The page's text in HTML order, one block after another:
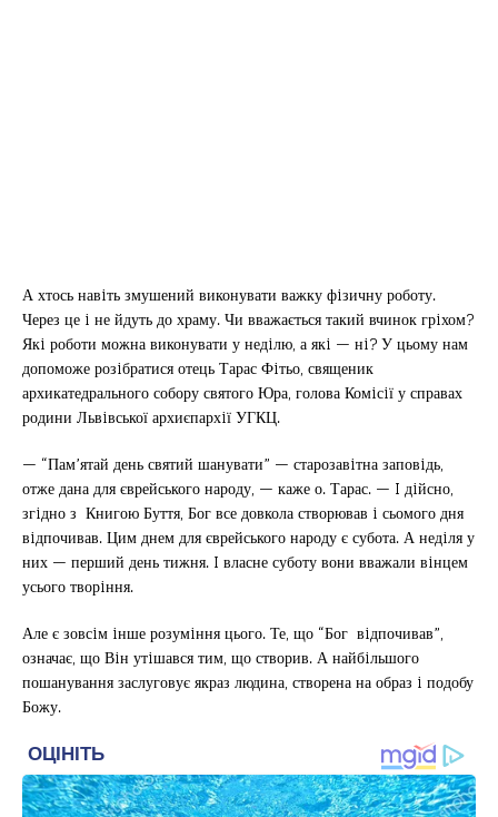
А хтось навiть змушений виконувати важку фiзичну роботу.
Через це i не йдуть до храму. Чи вважається такий вчинок грiхом?
Якi роботи можна виконувати у недiлю, а якi — нi? У цьому нам
допоможе розiбратися отець Тарас Фiтьо, священик
архикатедрального собору святого Юра, голова Комiсiї у справах
родини Львiвської архиєпархiї УГКЦ.
— “Пам’ятай день святий шанувати” — старозавiтна заповiдь,
отже дана для єврейського народу, — каже о. Тарас. — I дiйсно,
згiдно з Книгою Буття, Бог все довкола створював i сьомого дня
вiдпочивав. Цим днем для єврейського народу є субота. А недiля у
них — перший день тижня. I власне суботу вони вважали вiнцем
усього творiння.
Але є зовсiм iнше розумiння цього. Те, що “Бог вiдпочивав”,
означає, що Вiн утiшався тим, що створив. А найбiльшого
пошанування заслуговує якраз людина, створена на образ i подобу
Божу.